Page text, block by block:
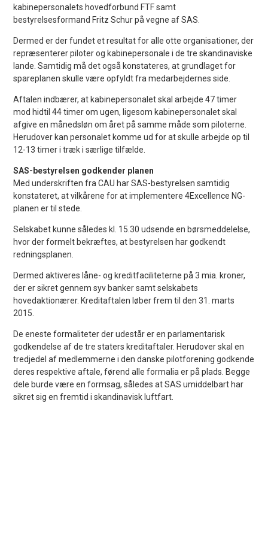
kabinepersonalets hovedforbund FTF samt
bestyrelsesformand Fritz Schur på vegne af SAS.
Dermed er der fundet et resultat for alle otte organisationer, der
repræsenterer piloter og kabinepersonale i de tre skandinaviske
lande. Samtidig må det også konstateres, at grundlaget for
spareplanen skulle være opfyldt fra medarbejdernes side.
Aftalen indbærer, at kabinepersonalet skal arbejde 47 timer
mod hidtil 44 timer om ugen, ligesom kabinepersonalet skal
afgive en månedsløn om året på samme måde som piloterne.
Herudover kan personalet komme ud for at skulle arbejde op til
12-13 timer i træk i særlige tilfælde.
SAS-bestyrelsen godkender planen
Med underskriften fra CAU har SAS-bestyrelsen samtidig
konstateret, at vilkårene for at implementere 4Excellence NG-
planen er til stede.
Selskabet kunne således kl. 15.30 udsende en børsmeddelelse,
hvor der formelt bekræftes, at bestyrelsen har godkendt
redningsplanen.
Dermed aktiveres låne- og kreditfaciliteterne på 3 mia. kroner,
der er sikret gennem syv banker samt selskabets
hovedaktionærer. Kreditaftalen løber frem til den 31. marts
2015.
De eneste formaliteter der udestår er en parlamentarisk
godkendelse af de tre staters kreditaftaler. Herudover skal en
tredjedel af medlemmerne i den danske pilotforening godkende
deres respektive aftale, førend alle formalia er på plads. Begge
dele burde være en formsag, således at SAS umiddelbart har
sikret sig en fremtid i skandinavisk luftfart.